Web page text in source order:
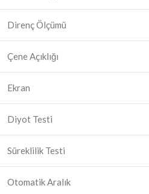
Direnç Ölçümü
Çene Açıklığı
Ekran
Diyot Testi
Süreklilik Testi
Otomatik Aralık